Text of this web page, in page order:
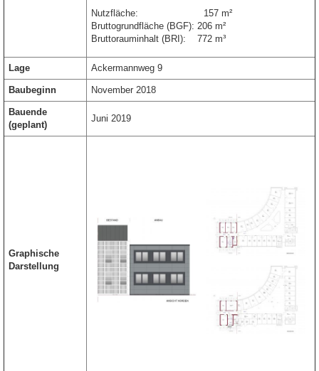
Nutzfläche: 157 m²
Bruttogrundfläche (BGF): 206 m²
Bruttorauminhalt (BRI): 772 m³
Lage Ackermannweg 9
Baubeginn November 2018
Bauende
(geplant)
Juni 2019
Graphische
Darstellung